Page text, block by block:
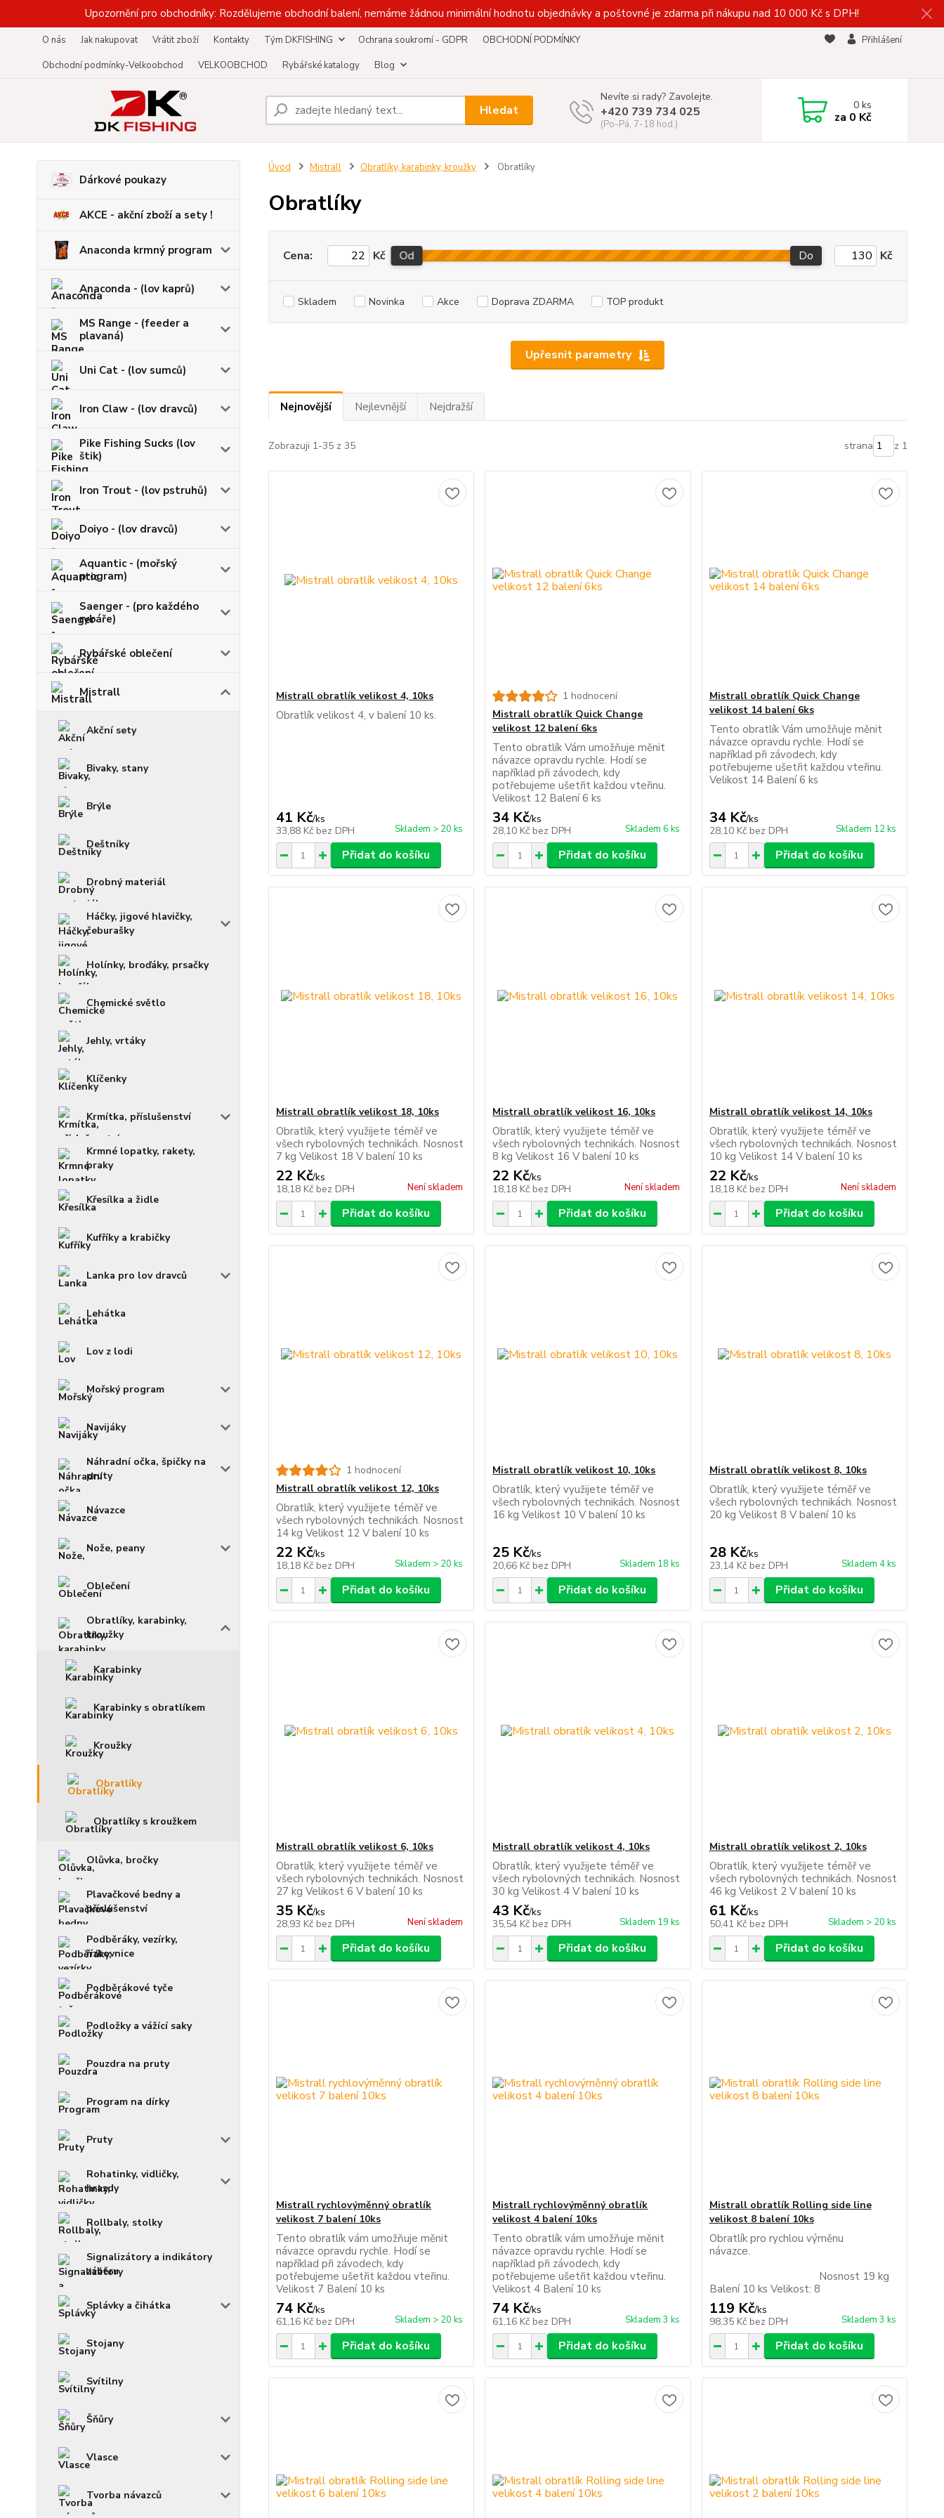
Upozornění pro obchodníky: Rozdělujeme obchodní balení, nemáme žádnou minimální hodnotu objednávky a poštovné je zdarma při nákupu nad 10 000 Kč s DPH!
O nás Jak nakupovat Vrátit zboží Kontakty Tým DKFISHING Ochrana soukromí - GDPR
OBCHODNÍ PODMÍNKY
Obchodní podmínky-Velkoobchod
VELKOOBCHOD Rybářské katalogy Blog
Přihlášení
Hledat
Nevíte si rady? Zavolejte.
+420 739 734 025
(Po-Pá, 7-18 hod.)
0ks
za 0 Kč
Dárkové poukazy
AKCE - akční zboží a sety !
Anaconda krmný program
Anaconda - (lov kaprů)
MS Range - (feeder a
plavaná)
Uni Cat - (lov sumců)
Iron Claw - (lov dravců)
Pike Fishing Sucks (lov
štik)
Iron Trout - (lov pstruhů)
Doiyo - (lov dravců)
Aquantic - (mořský
program)
Saenger - (pro každého
rybáře)
Rybářské oblečení
Mistrall
Akční sety
Bivaky, stany
Brýle
Deštníky
Drobný materiál
Háčky, jigové hlavičky,
čeburašky
Holínky, broďáky, prsačky
Chemické světlo
Jehly, vrtáky
Klíčenky
Krmítka, příslušenství
Krmné lopatky, rakety,
praky
Křesílka a židle
Kufříky a krabičky
Lanka pro lov dravců
Lehátka
Lov z lodi
Mořský program
Navijáky
Náhradní očka, špičky na
pruty
Návazce
Nože, peany
Oblečení
Obratlíky, karabinky,
kroužky
Karabinky
Karabinky s obratlíkem
Kroužky
Obratlíky
Obratlíky s kroužkem
Olůvka, bročky
Plavačkové bedny a
příslušenství
Podběráky, vezírky,
řízkovnice
Podběrákové tyče
Podložky a vážící saky
Pouzdra na pruty
Program na dírky
Pruty
Rohatinky, vidličky,
hrazdy
Rollbaly, stolky
Signalizátory a indikátory
záběru
Splávky a čihátka
Stojany
Svítilny
Šňůry
Vlasce
Tvorba návazců
Úvod Mistrall Obratlíky, karabinky, kroužky Obratlíky
Obratlíky
Upřesnit parametry
Cena: Kč Od Do Kč
Skladem Novinka Akce Doprava ZDARMA TOP produkt
Nejnovější Nejlevnější Nejdražší
Zobrazuji 1-35 z 35 strana z 1
Mistrall obratlík velikost 4, 10ks
Obratlík velikost 4, v balení 10 ks.
41 Kč/ks
33,88 Kč bez DPH Skladem > 20 ks
Přidat do košíku
1 hodnocení
Mistrall obratlík Quick Change
velikost 12 balení 6ks
Tento obratlík Vám umožňuje měnit
návazce opravdu rychle. Hodí se
například při závodech, kdy
potřebujeme ušetřit každou vteřinu.
Velikost 12 Balení 6 ks
34 Kč/ks
28,10 Kč bez DPH Skladem 6 ks
Přidat do košíku
Mistrall obratlík Quick Change
velikost 14 balení 6ks
Tento obratlík Vám umožňuje měnit
návazce opravdu rychle. Hodí se
například při závodech, kdy
potřebujeme ušetřit každou vteřinu.
Velikost 14 Balení 6 ks
34 Kč/ks
28,10 Kč bez DPH Skladem 12 ks
Přidat do košíku
Mistrall obratlík velikost 18, 10ks
Obratlík, který využijete téměř ve
všech rybolovných technikách. Nosnost
7 kg Velikost 18 V balení 10 ks
22 Kč/ks
18,18 Kč bez DPH Není skladem
Přidat do košíku
Mistrall obratlík velikost 16, 10ks
Obratlík, který využijete téměř ve
všech rybolovných technikách. Nosnost
8 kg Velikost 16 V balení 10 ks
22 Kč/ks
18,18 Kč bez DPH Není skladem
Přidat do košíku
Mistrall obratlík velikost 14, 10ks
Obratlík, který využijete téměř ve
všech rybolovných technikách. Nosnost
10 kg Velikost 14 V balení 10 ks
22 Kč/ks
18,18 Kč bez DPH Není skladem
Přidat do košíku
1 hodnocení
Mistrall obratlík velikost 12, 10ks
Obratlík, který využijete téměř ve
všech rybolovných technikách. Nosnost
14 kg Velikost 12 V balení 10 ks
22 Kč/ks
18,18 Kč bez DPH Skladem > 20 ks
Přidat do košíku
Mistrall obratlík velikost 10, 10ks
Obratlík, který využijete téměř ve
všech rybolovných technikách. Nosnost
16 kg Velikost 10 V balení 10 ks
25 Kč/ks
20,66 Kč bez DPH Skladem 18 ks
Přidat do košíku
Mistrall obratlík velikost 8, 10ks
Obratlík, který využijete téměř ve
všech rybolovných technikách. Nosnost
20 kg Velikost 8 V balení 10 ks
28 Kč/ks
23,14 Kč bez DPH Skladem 4 ks
Přidat do košíku
Mistrall obratlík velikost 6, 10ks
Obratlík, který využijete téměř ve
všech rybolovných technikách. Nosnost
27 kg Velikost 6 V balení 10 ks
35 Kč/ks
28,93 Kč bez DPH Není skladem
Přidat do košíku
Mistrall obratlík velikost 4, 10ks
Obratlík, který využijete téměř ve
všech rybolovných technikách. Nosnost
30 kg Velikost 4 V balení 10 ks
43 Kč/ks
35,54 Kč bez DPH Skladem 19 ks
Přidat do košíku
Mistrall obratlík velikost 2, 10ks
Obratlík, který využijete téměř ve
všech rybolovných technikách. Nosnost
46 kg Velikost 2 V balení 10 ks
61 Kč/ks
50,41 Kč bez DPH Skladem > 20 ks
Přidat do košíku
Mistrall rychlovýměnný obratlík
velikost 7 balení 10ks
Tento obratlík vám umožňuje měnit
návazce opravdu rychle. Hodí se
například při závodech, kdy
potřebujeme ušetřit každou vteřinu.
Velikost 7 Balení 10 ks
74 Kč/ks
61,16 Kč bez DPH Skladem > 20 ks
Přidat do košíku
Mistrall rychlovýměnný obratlík
velikost 4 balení 10ks
Tento obratlík vám umožňuje měnit
návazce opravdu rychle. Hodí se
například při závodech, kdy
potřebujeme ušetřit každou vteřinu.
Velikost 4 Balení 10 ks
74 Kč/ks
61,16 Kč bez DPH Skladem 3 ks
Přidat do košíku
Mistrall obratlík Rolling side line
velikost 8 balení 10ks
Obratlík pro rychlou výměnu
návazce.
Nosnost 19 kg
Balení 10 ks Velikost: 8
119 Kč/ks
98,35 Kč bez DPH Skladem 3 ks
Přidat do košíku